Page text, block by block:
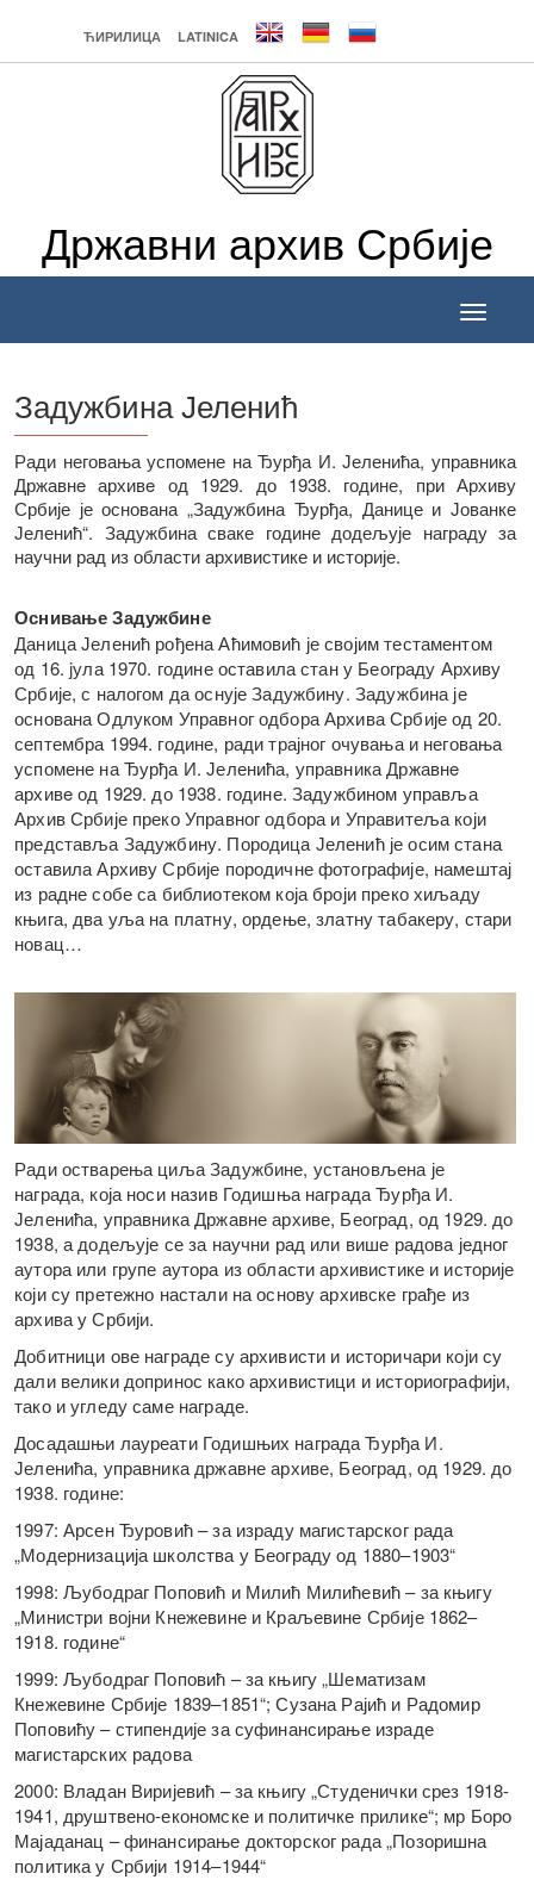
ЋИРИЛИЦА LATINICA
Државни архив Србије
Toggle
Задужбина Јеленић
______________
Ради неговања успомене на Ђурђа И. Јеленића, управника
Државнe архивe од 1929. до 1938. године, при Архиву
Србије је основана „Задужбина Ђурђа, Данице и Јованке
Јеленић“. Задужбина сваке године додељује награду за
научни рад из области архивистике и историје.
Оснивање Задужбине
Даница Јеленић рођена Аћимовић је својим тестаментом
од 16. jула 1970. године оставила стан у Београду Архиву
Србије, с налогом да оснује Задужбину. Задужбина је
основана Одлуком Управног одбора Архива Србије од 20.
септембра 1994. године, ради трајног очувања и неговања
успомене на Ђурђа И. Јеленића, управника Државнe
архивe од 1929. до 1938. године. Задужбином управља
Архив Србије преко Управног одбора и Управитеља који
представља Задужбину. Породица Јеленић је осим стана
оставила Архиву Србије породичне фотографије, намештај
из радне собе са библиотеком која броји преко хиљаду
књига, два уља на платну, ордење, златну табакеру, стари
новац…
Ради остварења циља Задужбине, установљена је
награда, која носи назив Годишња награда Ђурђа И.
Јеленића, управника Државне архиве, Београд, од 1929. до
1938, а додељује се за научни рад или више радова једног
аутора или групе аутора из области архивистике и историје
који су претежно настали на основу архивске грађе из
архива у Србији.
Добитници ове награде су архивисти и историчари који су
дали велики допринос како архивистици и историографији,
тако и угледу саме награде.
Досадашњи лауреати Годишњих награда Ђурђа И.
Јеленића, управника државне архиве, Београд, од 1929. до
1938. године:
1997: Арсен Ђуровић – за израду магистарског рада
„Модернизација школства у Београду од 1880–1903“
1998: Љубодраг Поповић и Милић Милићевић – за књигу
„Министри војни Кнежевине и Краљевине Србије 1862–
1918. године“
1999: Љубодраг Поповић – за књигу „Шематизам
Кнежевине Србије 1839–1851“; Сузана Рајић и Радомир
Поповићу – стипендије за суфинансирање израде
магистарских радова
2000: Владан Виријевић – за књигу „Студенички срез 1918-
1941, друштвено-економске и политичке прилике“; мр Боро
Мајаданац – финансирање докторског рада „Позоришна
политика у Србији 1914–1944“